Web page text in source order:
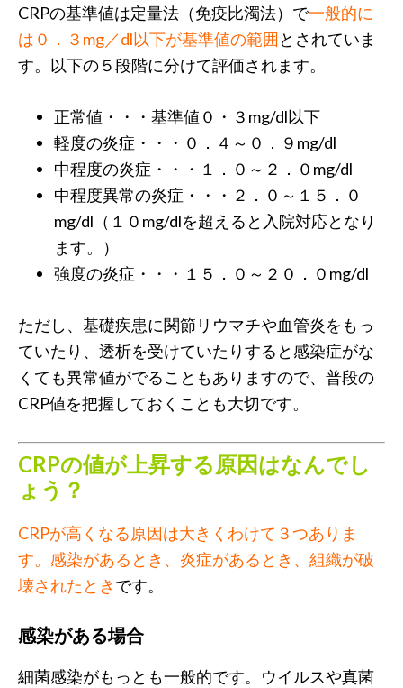
CRPの基準値は定量法（免疫比濁法）で一般的に
は０．３mg／dl以下が基準値の範囲とされていま
す。以下の５段階に分けて評価されます。
正常値・・・基準値０・３mg/dl以下
軽度の炎症・・・０．４～０．９mg/dl
中程度の炎症・・・１．０～２．０mg/dl
中程度異常の炎症・・・２．０～１５．０
mg/dl（１０mg/dlを超えると入院対応となり
ます。）
強度の炎症・・・１５．０～２０．０mg/dl
ただし、基礎疾患に関節リウマチや血管炎をもっ
ていたり、透析を受けていたりすると感染症がな
くても異常値がでることもありますので、普段の
CRP値を把握しておくことも大切です。
CRPの値が上昇する原因はなんでし
ょう？
CRPが高くなる原因は大きくわけて３つありま
す。感染があるとき、炎症があるとき、組織が破
壊されたとき です。
感染がある場合
細菌感染がもっとも一般的です。ウイルスや真菌